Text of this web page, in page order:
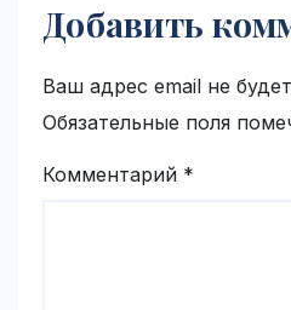
Добавить
Ваш адрес email не
Обязательные поля
Комментарий *